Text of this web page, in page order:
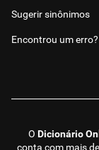
O Dicionário
conta com mais
Sugerir sinônimos
Encontrou um erro?